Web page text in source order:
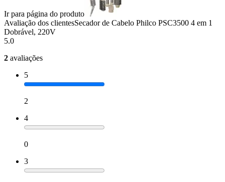
Ir para página do produto
Avaliação dos clientesSecador de Cabelo Philco PSC3500 4 em 1
Dobrável, 220V
5.0
2 avaliações
5
2
4
0
3